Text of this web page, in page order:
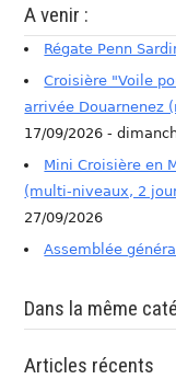
A venir :
Régate Penn
Croisière "Voile
arrivée Douarnenez
17/09/2026 -
Mini Croisière en
(multi-niveaux, 2
27/09/2026
Assemblée
Dans la même
Articles récents